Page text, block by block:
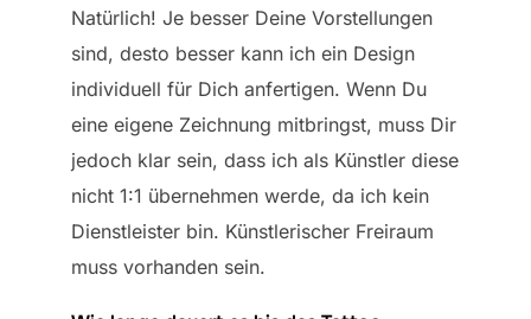
Natürlich! Je besser Deine Vorstellungen
sind, desto besser kann ich ein Design
individuell für Dich anfertigen. Wenn Du
eine eigene Zeichnung mitbringst, muss Dir
jedoch klar sein, dass ich als Künstler diese
nicht 1:1 übernehmen werde, da ich kein
Dienstleister bin. Künstlerischer Freiraum
muss vorhanden sein.